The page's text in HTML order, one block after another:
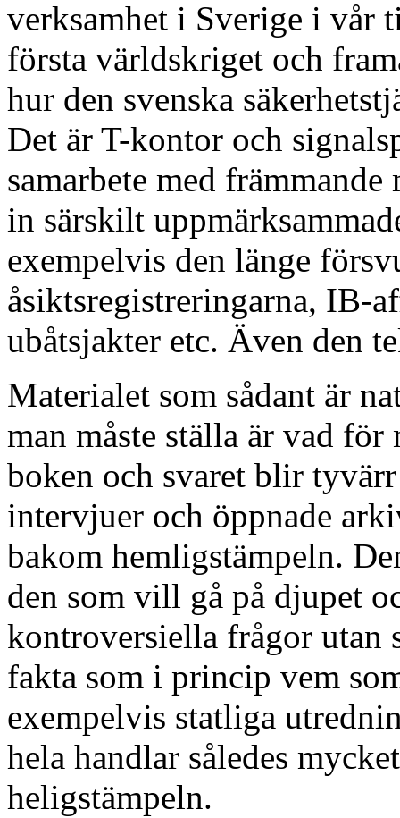
verksamhet i Sverige i vår
första världskriget och
hur den svenska
Det är T-kontor och
samarbete med
in särskilt
exempelvis den länge
åsiktsregistreringarna, IB-
ubåtsjakter etc. Även den
Materialet som sådant är
man måste ställa är vad
boken och svaret blir
intervjuer och öppnade
bakom hemligstämpeln.
den som vill gå på djupet
kontroversiella frågor utan
fakta som i princip vem
exempelvis statliga
hela handlar således
heligstämpeln.